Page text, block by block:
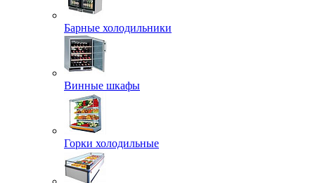
Барные холодильники
Винные шкафы
Горки холодильные